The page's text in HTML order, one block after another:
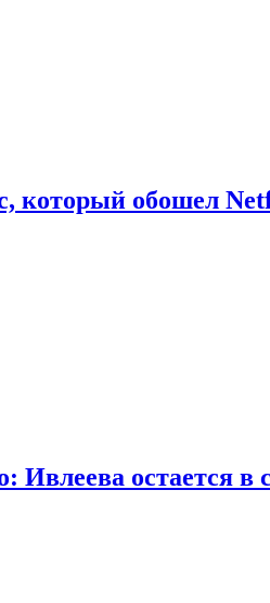
который обошел
Ивлеева остается в